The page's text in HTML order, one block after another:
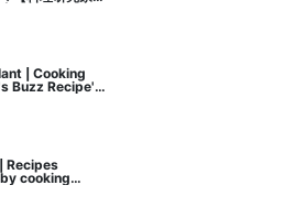
き起こし
| Cooking
Buzz Recipe's
Recipes
cooking
Buzz